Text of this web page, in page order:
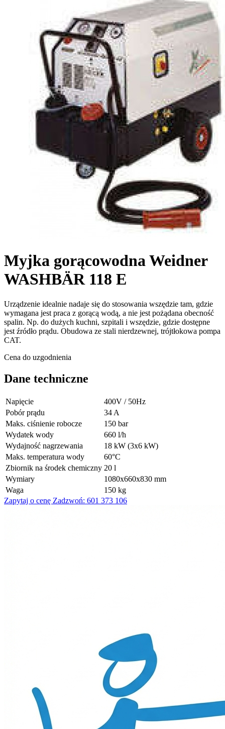
Myjka gorącowodna Weidner
WASHBÄR 118 E
Urządzenie idealnie nadaje się do stosowania wszędzie tam, gdzie
wymagana jest praca z gorącą wodą, a nie jest pożądana obecność
spalin. Np. do dużych kuchni, szpitali i wszędzie, gdzie dostępne
jest źródło prądu. Obudowa ze stali nierdzewnej, trójtłokowa pompa
CAT.
Cena do uzgodnienia
Dane techniczne
Napięcie
400V / 50Hz
Pobór prądu
34 A
Maks. ciśnienie robocze
150 bar
Wydatek wody
660 l/h
Wydajność nagrzewania
18 kW (3x6 kW)
Maks. temperatura wody
60°C
Zbiornik na środek chemiczny 20 l
Wymiary
1080x660x830 mm
Waga
150 kg
Zapytaj o cenę Zadzwoń: 601 373 106